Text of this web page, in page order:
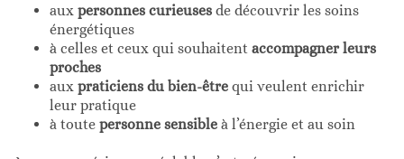
aux personnes curieuses de découvrir les soins
énergétiques
à celles et ceux qui souhaitent accompagner leurs
proches
aux praticiens du bien-être qui veulent enrichir
leur pratique
à toute personne sensible à l’énergie et au soin